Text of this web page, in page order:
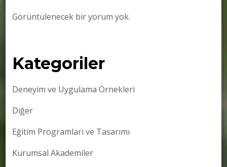
Görüntülenecek bir yorum yok.
Kategoriler
Deneyim ve Uygulama Örnekleri
Diğer
Eğitim Programları ve Tasarımı
Kurumsal Akademiler